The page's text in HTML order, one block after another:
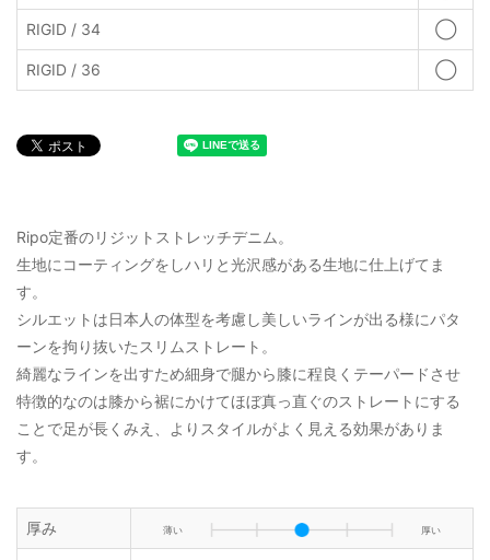
RIGID / 34 ◯
RIGID / 36 ◯
Ripo定番のリジットストレッチデニム。
生地にコーティングをしハリと光沢感がある生地に仕上げてま
す。
シルエットは日本人の体型を考慮し美しいラインが出る様にパタ
ーンを拘り抜いたスリムストレート。
綺麗なラインを出すため細身で腿から膝に程良くテーパードさせ
特徴的なのは膝から裾にかけてほぼ真っ直ぐのストレートにする
ことで足が長くみえ、よりスタイルがよく見える効果がありま
す。
厚み 薄い 厚い